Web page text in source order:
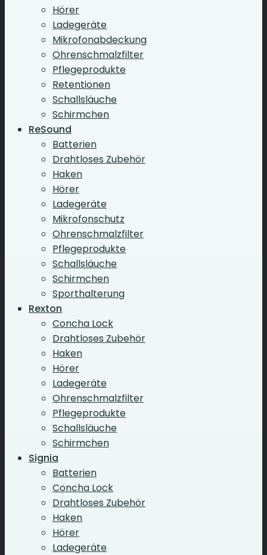
Hörer
Ladegeräte
Mikrofonabdeckung
Ohrenschmalzfilter
Pflegeprodukte
Retentionen
Schallsläuche
Schirmchen
ReSound
Batterien
Drahtloses Zubehör
Haken
Hörer
Ladegeräte
Mikrofonschutz
Ohrenschmalzfilter
Pflegeprodukte
Schallsläuche
Schirmchen
Sporthalterung
Rexton
Concha Lock
Drahtloses Zubehör
Haken
Hörer
Ladegeräte
Ohrenschmalzfilter
Pflegeprodukte
Schallsläuche
Schirmchen
Signia
Batterien
Concha Lock
Drahtloses Zubehör
Haken
Hörer
Ladegeräte